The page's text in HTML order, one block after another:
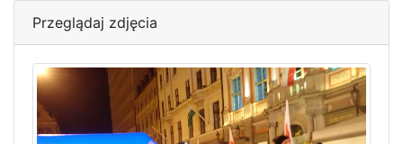
Przeglądaj zdjęcia